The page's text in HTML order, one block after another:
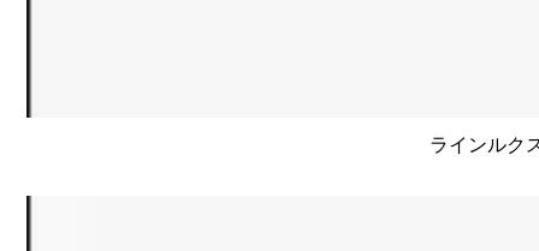
ラインルク